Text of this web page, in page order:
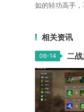
如的轻功高手，
相关资讯
06-14 二